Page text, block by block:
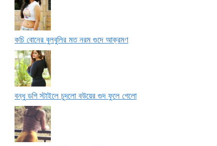
কচি বোনের বুলবুলির মত নরম গুদে আক্রমণ
বন্ধু ডগি স্টাইলে চুদলো বউয়ের গুদ ফুলে গেলো